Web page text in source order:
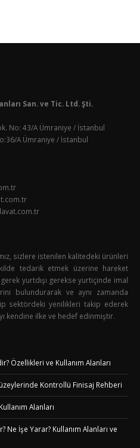
San. ve Tic. Ltd. Şti.
No: 43/A Ümraniye / İstanbul
A Ümraniye / İstanbul
sizlere istenilen kalitedeki ürünleri
tedarik etmek üzerine hareket
yurtdışı gerekse yurtiçinde imal
bulundurarak ve aynı zamanda
sektördeki yenilikleri takip ederek
kendine ilke ve hedef edinmiştir.
Özellikleri ve Kullanım Alanları
Kontrollü Finisaj Rehberi
Alanları
İşe Yarar? Kullanım Alanları ve